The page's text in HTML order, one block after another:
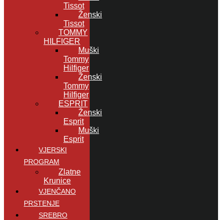
Tissot
Ženski
Tissot
TOMMY
HILFIGER
Muški
Tommy
Hilfiger
Ženski
Tommy
Hilfiger
ESPRIT
Ženski
Esprit
Muški
Esprit
VJERSKI
PROGRAM
Zlatne
Krunice
VJENČANO
PRSTENJE
SREBRO